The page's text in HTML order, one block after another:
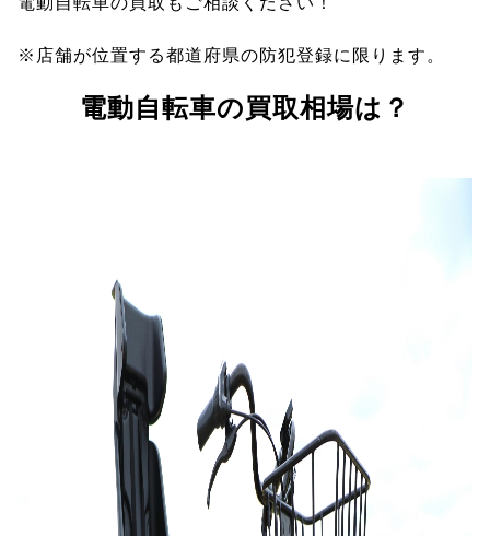
※店舗が位置する都道府県の防犯登録に限ります。
電動自転車の買取相場は？